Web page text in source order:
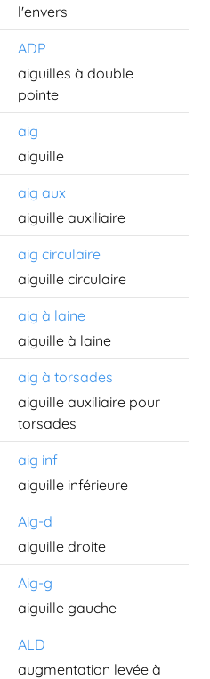
l'envers
ADP
aiguilles à double
pointe
aig
aiguille
aig aux
aiguille auxiliaire
aig circulaire
aiguille circulaire
aig à laine
aiguille à laine
aig à torsades
aiguille auxiliaire pour
torsades
aig inf
aiguille inférieure
Aig-d
aiguille droite
Aig-g
aiguille gauche
ALD
augmentation levée à